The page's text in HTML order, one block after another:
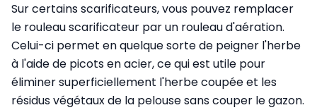
Sur certains scarificateurs, vous pouvez remplacer
le rouleau scarificateur par un rouleau d'aération.
Celui-ci permet en quelque sorte de peigner l'herbe
à l'aide de picots en acier, ce qui est utile pour
éliminer superficiellement l'herbe coupée et les
résidus végétaux de la pelouse sans couper le gazon.